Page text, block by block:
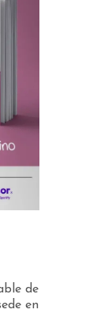
de
en